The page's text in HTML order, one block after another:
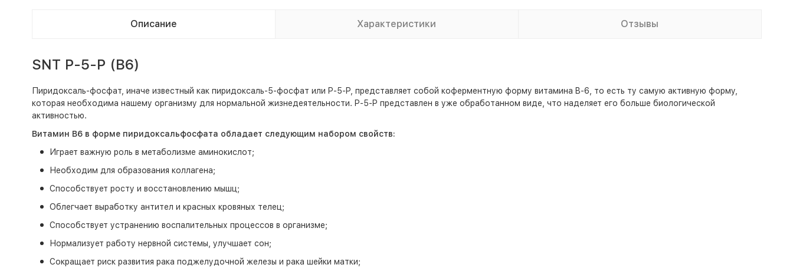
Описание Характеристики Отзывы
SNT P-5-P (B6)
Пиридоксаль-фосфат, иначе известный как пиридоксаль-5-фосфат или P-5-P, представляет собой коферментную форму витамина B-6, то есть ту самую активную форму,
которая необходима нашему организму для нормальной жизнедеятельности. P-5-P представлен в уже обработанном виде, что наделяет его больше биологической
активностью.
Витамин В6 в форме пиридоксальфосфата обладает следующим набором свойств:
Играет важную роль в метаболизме аминокислот;
Необходим для образования коллагена;
Способствует росту и восстановлению мышц;
Облегчает выработку антител и красных кровяных телец;
Способствует устранению воспалительных процессов в организме;
Нормализует работу нервной системы, улучшает сон;
Сокращает риск развития рака поджелудочной железы и рака шейки матки;